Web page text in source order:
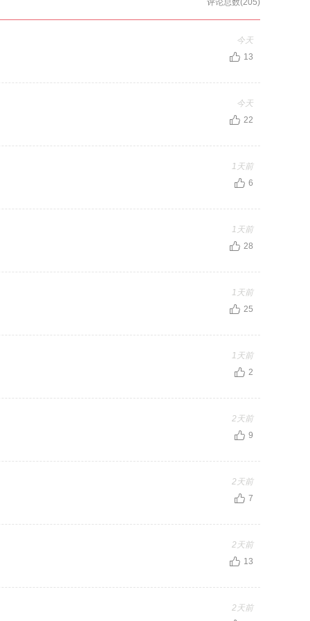
评论总数(205)
今天
13
今天
22
1天前
6
1天前
28
1天前
25
1天前
2
2天前
9
2天前
7
2天前
13
2天前